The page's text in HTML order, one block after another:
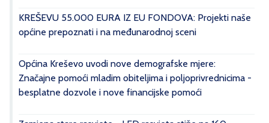
KREŠEVU 55.000 EURA IZ EU FONDOVA: Projekti naše
općine prepoznati i na međunarodnoj sceni
Općina Kreševo uvodi nove demografske mjere:
Značajne pomoći mladim obiteljima i poljoprivrednicima -
besplatne dozvole i nove financijske pomoći